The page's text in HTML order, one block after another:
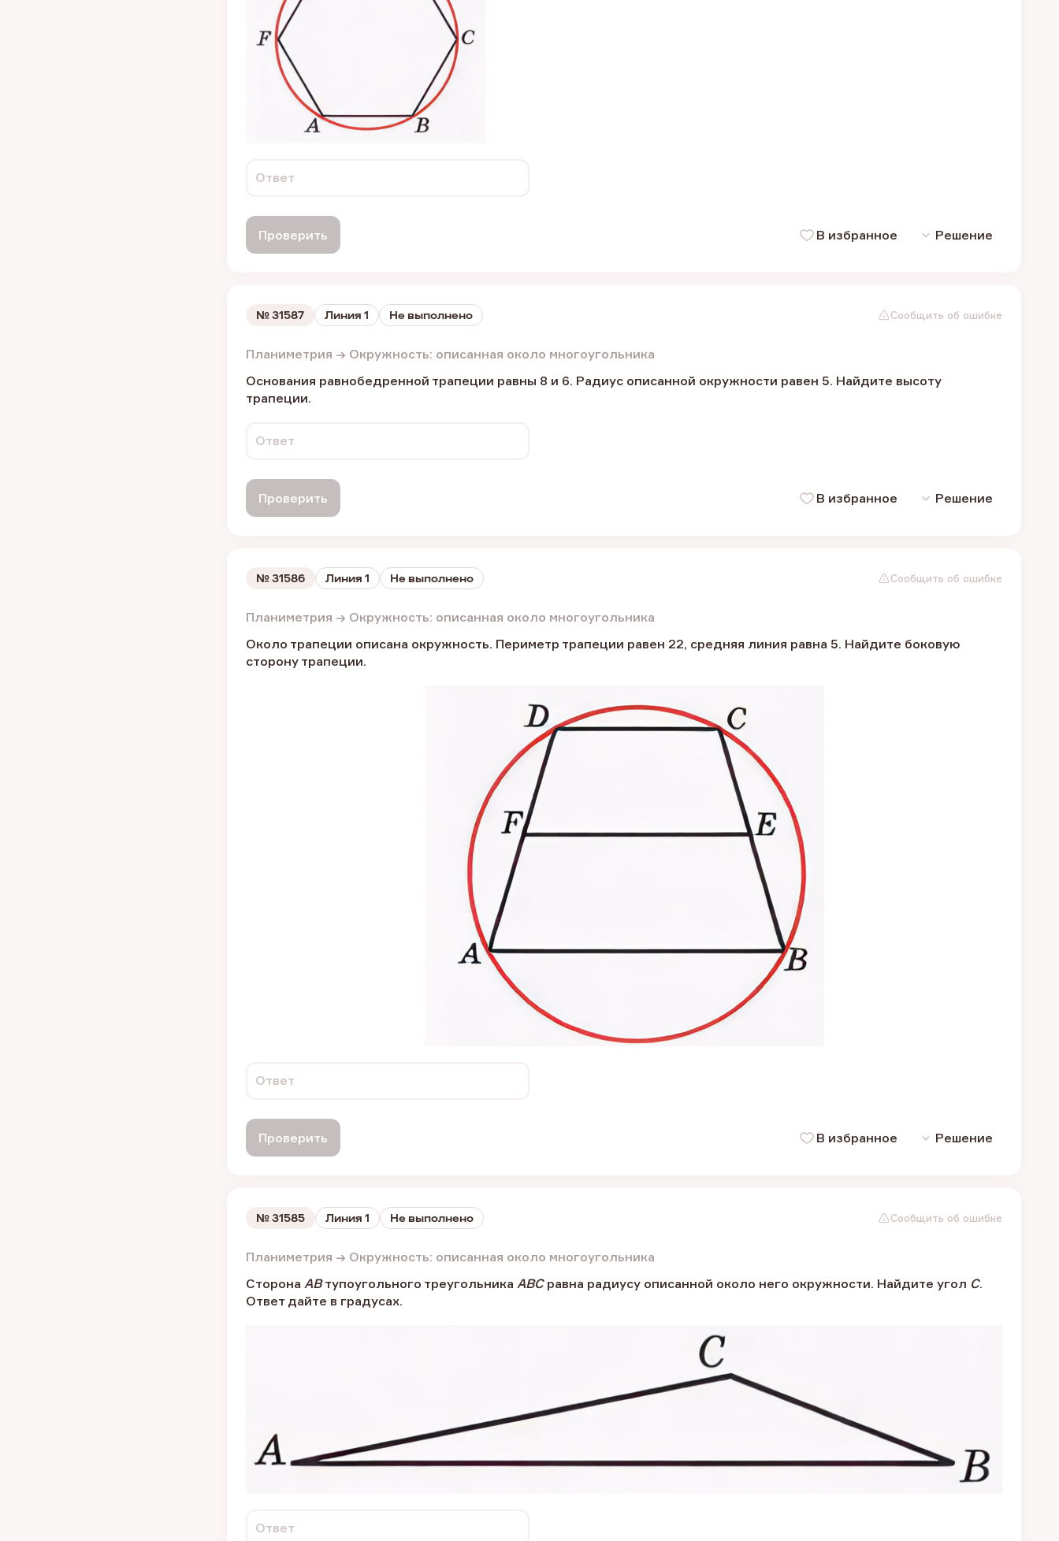
Ответ
Проверить В избранное Решение
№31587 Линия 1 Не выполнено Сообщить об ошибке
Планиметрия → Окружность: описанная около многоугольника
Основания равнобедренной трапеции равны 8 и 6. Радиус описанной окружности равен 5. Найдите высоту
трапеции.
Ответ
Проверить В избранное Решение
№31586 Линия 1 Не выполнено Сообщить об ошибке
Планиметрия → Окружность: описанная около многоугольника
Около трапеции описана окружность. Периметр трапеции равен 22, средняя линия равна 5. Найдите боковую
сторону трапеции.
Ответ
Проверить В избранное Решение
№31585 Линия 1 Не выполнено Сообщить об ошибке
Планиметрия → Окружность: описанная около многоугольника
Сторона ABтупоугольного треугольника ABCравна радиусу описанной около него окружности. Найдите угол C.
Ответ дайте в градусах.
Ответ